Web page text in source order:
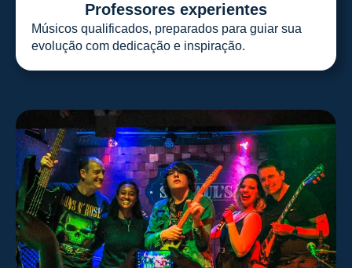
Professores experientes
Músicos qualificados, preparados para guiar sua
evolução com dedicação e inspiração.